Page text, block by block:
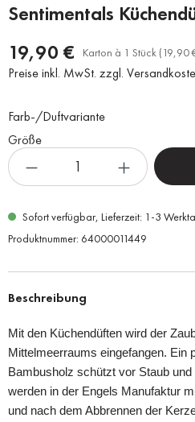
Sentimentals
19,90 €
Karton à 1 Stück (19,90
Preise inkl. MwSt. zzgl.
Farb-/Duftvariante
Größe
Sofort verfügbar, Lieferzeit: 1-3
Produktnummer: 64000011449
Beschreibung
Mit den Küchendüften wird der
Mittelmeerraums eingefangen. Ein
Bambusholz schützt vor Staub
werden in der Engels Manufaktur
und nach dem Abbrennen der